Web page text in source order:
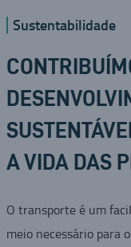
Sustentabilidade
A VIDA DAS
O transporte é um
meio necessário para